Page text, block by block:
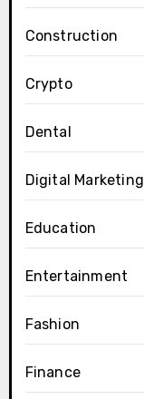
Construction
Crypto
Dental
Digital Marketing
Education
Entertainment
Fashion
Finance